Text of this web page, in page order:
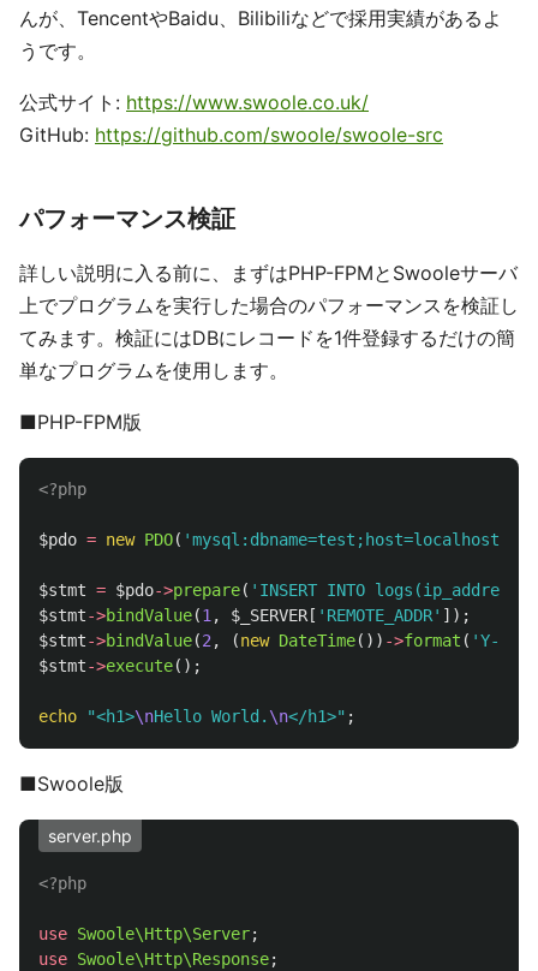
んが、TencentやBaidu、Bilibiliなどで採用実績があるよ
うです。
公式サイト: https://www.swoole.co.uk/
GitHub: https://github.com/swoole/swoole-src
パフォーマンス検証
詳しい説明に入る前に、まずはPHP-FPMとSwooleサーバ
上でプログラムを実行した場合のパフォーマンスを検証し
てみます。検証にはDBにレコードを1件登録するだけの簡
単なプログラムを使用します。
■PHP-FPM版
<?php
$pdo = new PDO(
$stmt = $pdo->prepare( 'INSERT INTO
$stmt->bindValue(1, $_SERVER[ 'REMOTE_ADDR' ]);
$stmt->bindValue(2, (new DateTime()) ->format ( 'Y-m-
$stmt->execute();
echo "<h1>\nHello World. \n</h1>" ;
■Swoole版
server.php
<?php
use Swoole\Http\Server;
use Swoole\Http\Response;